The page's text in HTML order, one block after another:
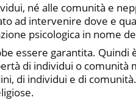
né alle comunità e
ad intervenire dove e
psicologica in nome
essere garantita. Quindi
di individui o comunità
di individui e di